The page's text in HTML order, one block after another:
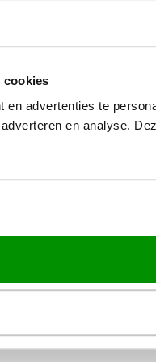
cookies
en advertenties te
en analyse.